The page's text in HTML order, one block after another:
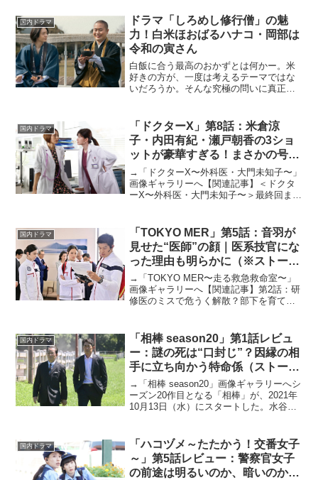
冨永愛、中島裕翔、堀田真由、福士蒼
汰、風間俊介、斉藤由...
国内ドラマ
ドラマ「しろめし修行僧」の魅
力！白米ほおばるハナコ・岡部は
令和の寅さん
白飯に合う最高のおかずとは何かー。米
好きの方が、一度は考えるテーマではな
いだろうか。そんな究極の問いに真正面
コ・岡部大さんが初主演を務める「しろ
めし修行僧」だ。岡部さ...
国内ドラマ
「ドクターX」第8話：米倉涼
子・内田有紀・瀬戸朝香の3ショ
ットが豪華すぎる！まさかの号泣
回（ストーリーネタバレあり）
→「ドクターX〜外科医・大門未知子〜」
画像ギャラリーへ【関連記事】＜ドクタ
ーX〜外科医・大門未知子〜＞最終回まで
の木曜ドラマ「ドクターX〜外科医・大門
未知子〜」シー...
国内ドラマ
「TOKYO MER」第5話：音羽が
見せた“医師”の顔｜医系技官にな
った理由も明らかに（※ストーリ
ーネタバレあり）
→「TOKYO MER〜走る救急救命室〜」
画像ギャラリーへ【関連記事】第2話：研
修医のミスで危うく解散？部下を育てる
した敬意｜第3話は映画並み、圧巻のスケ
ール！【...
国内ドラマ
「相棒 season20」第1話レビュ
ー：謎の死は“口封じ”？因縁の相
手に立ち向かう特命係（ストーリ
ーネタバレあり）
→「相棒 season20」画像ギャラリーへシ
ーズン20作目となる「相棒」が、2021年
10月13日（水）にスタートした。水谷豊
入。前作「相棒 season19」で全...
国内ドラマ
「ハコヅメ～たたかう！交番女子
～」第5話レビュー：警察官女子
の前途は明るいのか、暗いのか？